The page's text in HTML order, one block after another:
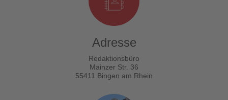
Adresse
Redaktionsbüro
Mainzer Str. 36
55411 Bingen am Rhein